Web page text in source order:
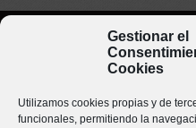
Gestionar el
Cookies
Utilizamos cookies propias y de
funcionales, permitiendo la